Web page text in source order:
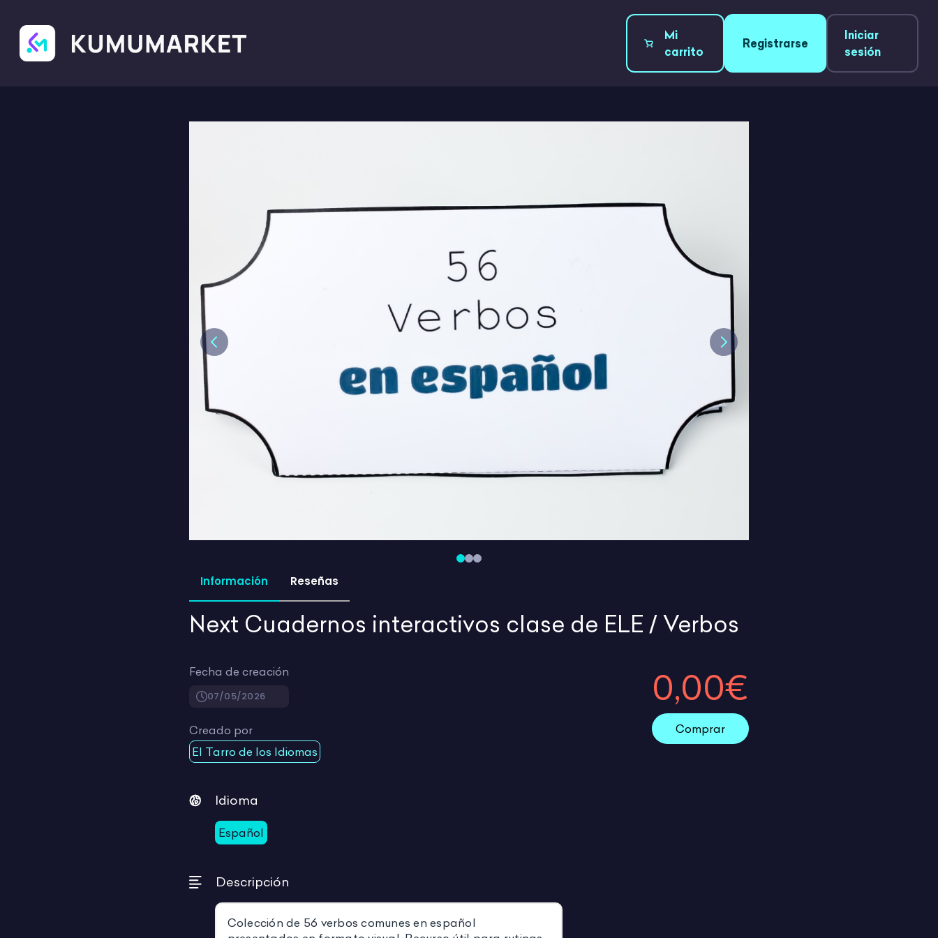
Mi
carrito
Registrarse
Iniciar
sesión
Previous Next
Información Reseñas
Next Cuadernos interactivos clase de ELE / Verbos
Fecha de creación
07/05/2026
Creado por
El Tarro de los Idiomas
Idioma
Español
Descripción
Colección de 56 verbos comunes en español
0,00€
Comprar